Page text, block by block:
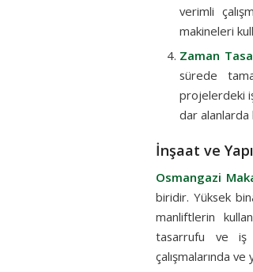
verimli
makineleri
Zaman
sürede
projelerdeki
dar alanlarda
İnşaat ve
Osmangazi
biridir. Yüksek
manliftlerin
tasarrufu ve iş
çalışmalarında